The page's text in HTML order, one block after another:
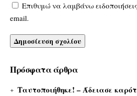
Επιθυμώ να λαμβάνω
email.
Πρόσφατα άρθρα
Ταυτοποιήθηκε! – Άδειασε